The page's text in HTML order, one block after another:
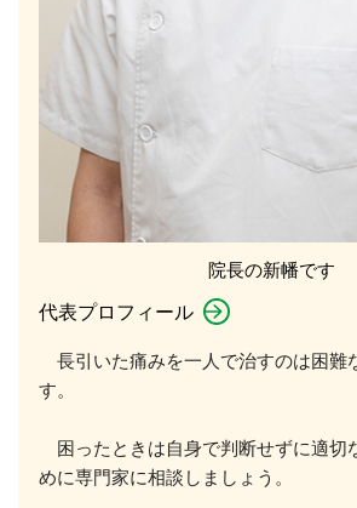
院長の新幡です
代表プロフィール
長引いた痛みを一人で治すのは困難
す。
困ったときは自身で判断せずに適切
めに専門家に相談しましょう。